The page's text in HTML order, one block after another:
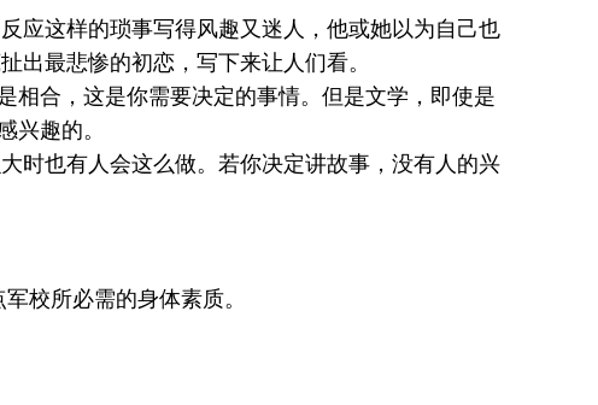
应这样的琐事写得风趣又迷人，他或她以为自己也
出最悲惨的初恋，写下来让人们看。
相合，这是你需要决定的事情。但是文学，即使是
兴趣的。
时也有人会这么做。若你决定讲故事，没有人的兴
校所必需的身体素质。